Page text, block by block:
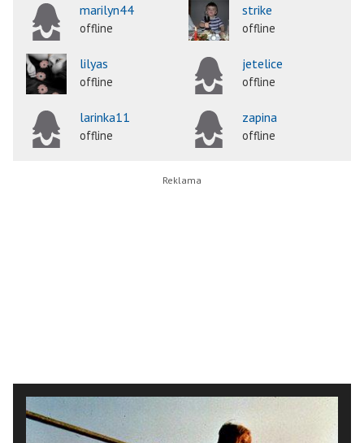
marilyn44
offline
strike
offline
lilyas
offline
jetelice
offline
larinka11
offline
zapina
offline